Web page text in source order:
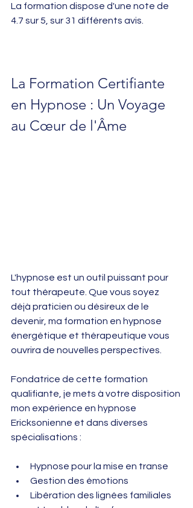
La formation dispose d'une note de
4.7 sur 5, sur 31 différents avis.
La Formation Certifiante
en Hypnose : Un Voyage
au Cœur de l'Âme
L'hypnose est un outil puissant pour
tout thérapeute. Que vous soyez
déjà praticien ou désireux de le
devenir, ma formation en hypnose
énergétique et thérapeutique vous
ouvrira de nouvelles perspectives.
Fondatrice de cette formation
qualifiante, je mets à votre disposition
mon expérience en hypnose
Ericksonienne et dans diverses
spécialisations :
Hypnose pour la mise en transe
Gestion des émotions
Libération des lignées familiales